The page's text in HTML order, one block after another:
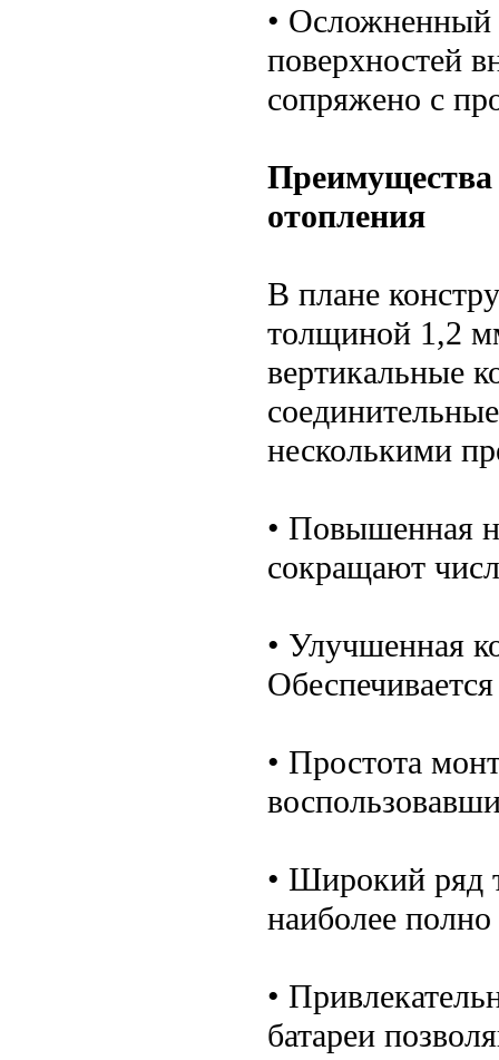
• Осложненный
поверхностей
сопряжено с
Преимущества
отопления
В плане
толщиной 1,2
вертикальные
несколькими
• Повышенная
сокращают
• Улучшенная
• Простота
• Широкий ряд
наиболее
•
батареи